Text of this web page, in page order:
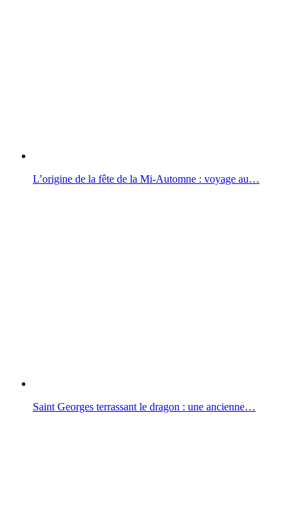
L’origine de la fête de la Mi-Automne : voyage au…
Saint Georges terrassant le dragon : une ancienne…